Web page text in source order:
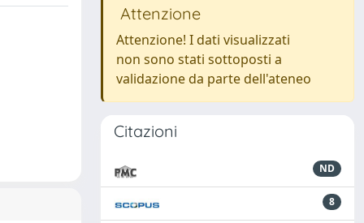
Attenzione
Attenzione! I dati visualizzati
non sono stati sottoposti a
validazione da parte dell'ateneo
Citazioni
ND
8